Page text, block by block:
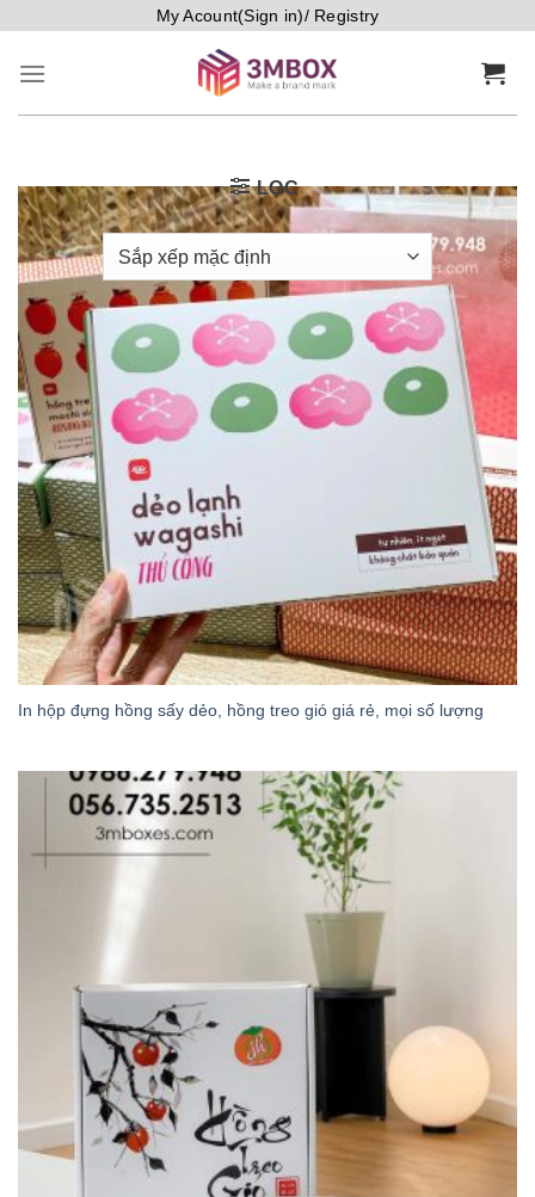
nội
My Acount(Sign in)/ Registry
LỌC
In hộp đựng hồng sấy dẻo, hồng treo gió giá rẻ, mọi số lượng